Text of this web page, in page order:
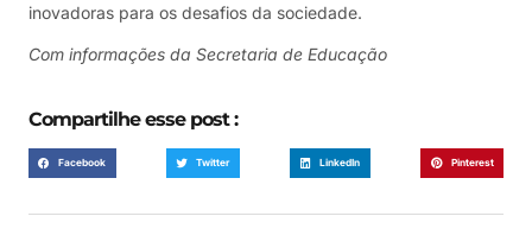
inovadoras para os desafios da sociedade.
Com informações da Secretaria de Educação
Compartilhe esse post :
Facebook Twitter LinkedIn Pinterest